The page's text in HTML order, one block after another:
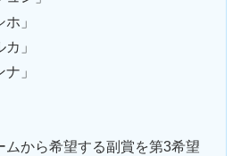
」
」
」
ムから希望する副賞を第3希望